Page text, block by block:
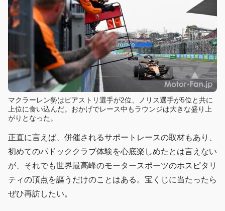
マクラーレン勢はピアストリ選手が2位、ノリス選手が5位と共に
上位に食い込んだ。おかげでレース中もラウンジは大きな盛り上
がりとなった。
正直に言えば、併催されるサポートレースの取材もあり、
初めてのパドッククラブ体験を心底楽しめたとは言えない
が、それでも世界最高峰のモータースポーツのホスピタリ
ティの頂点を謳うだけのことはある。宝くじに当たったら
ぜひ再訪したい。